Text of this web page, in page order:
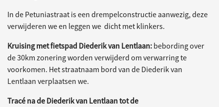
In de Petuniastraat is een drempelconstructie aanwezig, deze
verwijderen we en leggen we dicht met klinkers.
Kruising met fietspad Diederik van Lentlaan: bebording over
de 30km zonering worden verwijderd om verwarring te
voorkomen. Het straatnaam bord van de Diederik van
Lentlaan verplaatsen we.
Tracé na de Diederik van Lentlaan tot de